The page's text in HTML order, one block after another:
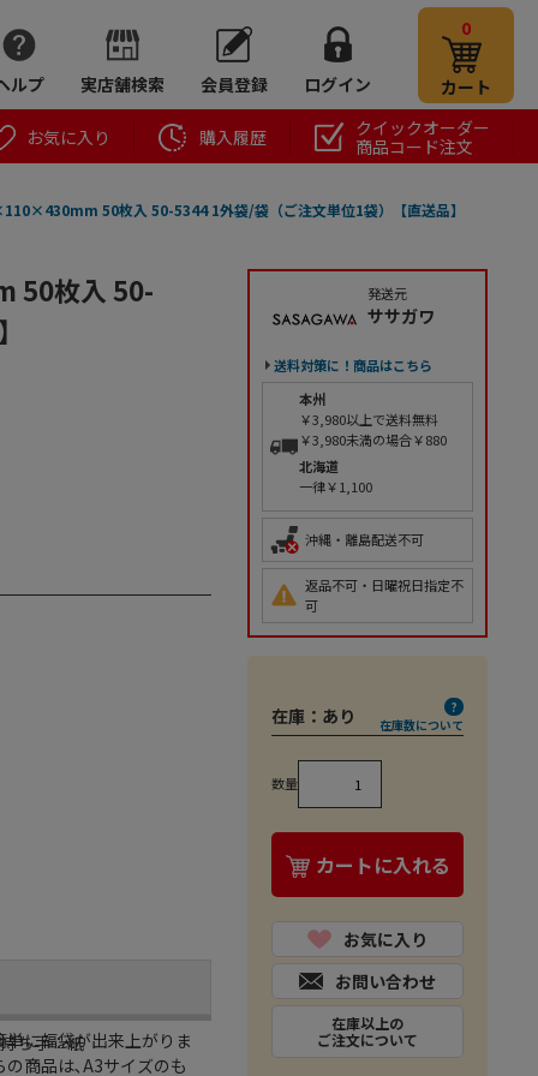
ルプ 実店舗検索 会員登録 ログイン
0
カート
お気に入り 購入履歴
クイックオーダー
商品コード注文
50枚入 50-5344 1外袋/袋（ご注文単位1袋）【直送品】
50枚入 50-
に福袋が出来上がりま
商品は､A3サイズのも
ち手：紙
発送元
ササガワ
送料対策に！商品はこちら
本州
￥3,980以上で送料無料
￥3,980未満の場合￥880
北海道
一律￥1,100
沖縄・離島配送不可
返品不可・日曜祝日指定不
可
在庫： あり 在庫数について
数量
カートに入れる
お気に入り
お問い合わせ
在庫以上の
ご注文について